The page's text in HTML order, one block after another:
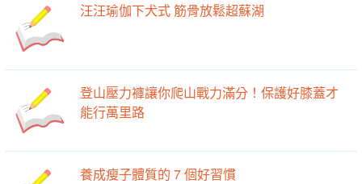
汪汪瑜伽下犬式 筋骨放鬆超蘇湖
登山壓力褲讓你爬山戰力滿分！保護好膝蓋才
能行萬里路
養成瘦子體質的 7 個好習慣